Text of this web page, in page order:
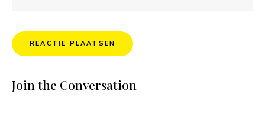
Join the Conversation